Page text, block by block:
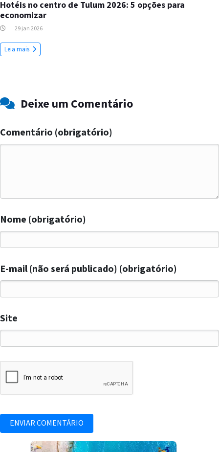
Hotéis no centro de Tulum 2026: 5 opções para
economizar
29 jan 2026
Leia mais
Deixe um Comentário
Comentário (obrigatório)
Nome (obrigatório)
E-mail (não será publicado) (obrigatório)
Site